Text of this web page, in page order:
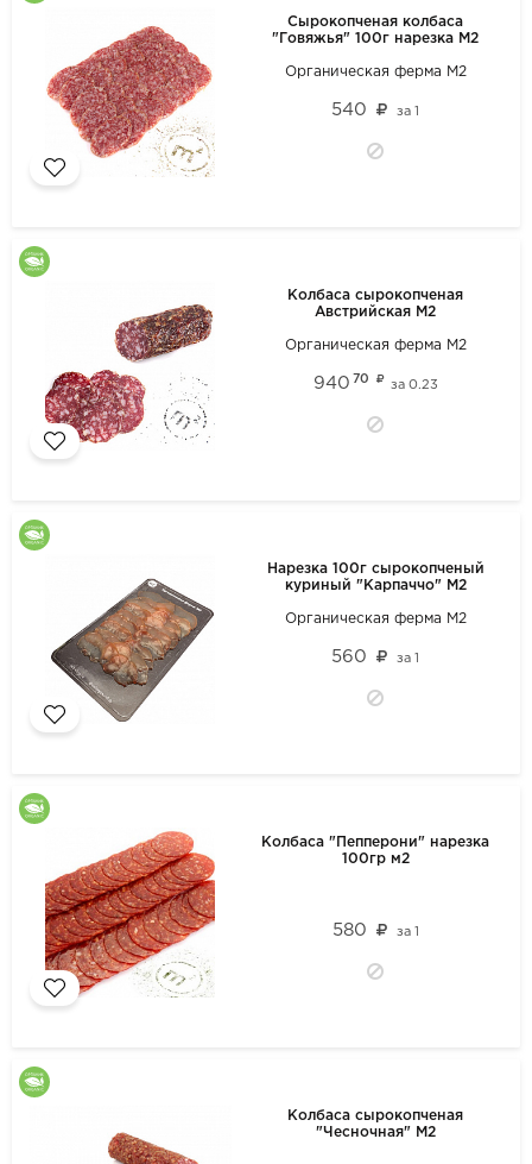
Сырокопченая колбаса
"Говяжья" 100г нарезка М2
Органическая ферма М2
540 за1
Колбаса сырокопченая
Австрийская М2
Органическая ферма М2
940 70 за 0.23
Нарезка 100г сырокопченый
куриный "Карпаччо" М2
Органическая ферма М2
560 за1
Колбаса "Пепперони" нарезка
100гр м2
580 за 1
Колбаса сырокопченая
"Чесночная" М2